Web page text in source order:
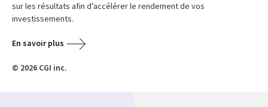
sur les résultats afin d’accélérer le rendement de vos
investissements.
En savoir plus
© 2026 CGI inc.